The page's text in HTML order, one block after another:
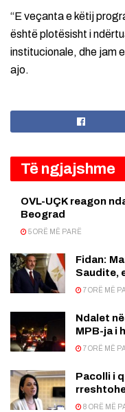
“E veçanta e këtij
është plotësisht i
institucionale, dhe jam
ajo.
Të ngjajshme
OVL-UÇK reagon
Beograd
5 ORË MË PARË
Fidan:
Saudite,
7 ORË MË
Ndalet
MPB-ja i
7 ORË MË
Pacolli i
8 ORË MË